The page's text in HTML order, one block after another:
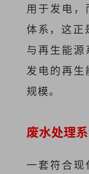
用于发电
体系，这正
与再生能
发电的再生
规模。
废水处理
一套符合现